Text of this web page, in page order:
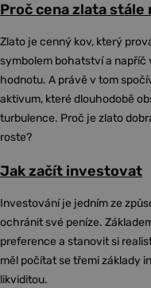
Proč cena zlata stále
Zlato je cenný kov, který
symbolem bohatství a napříč
hodnotu. A právě v tom
aktivum, které dlouhodobě
turbulence. Proč je zlato
roste?
Jak začít investovat
Investování je jedním ze
ochránit své peníze.
preference a stanovit si
měl počítat se třemi základy
likviditou.